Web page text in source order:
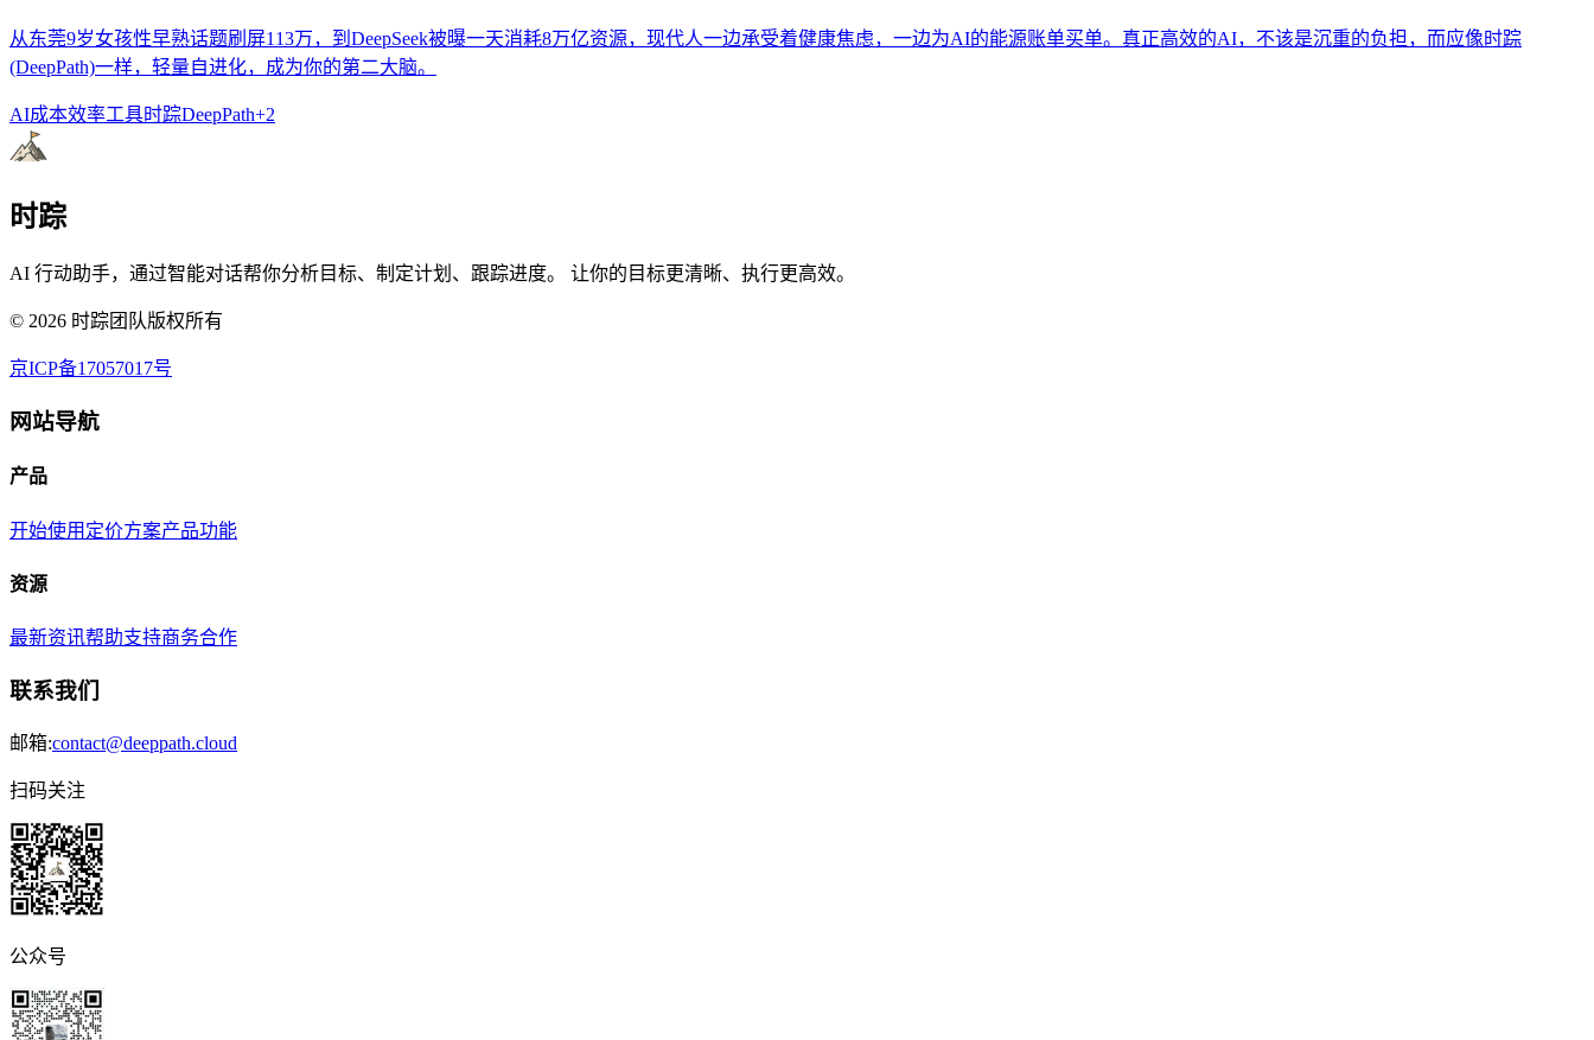
从东莞9岁女孩性早熟话题刷屏113万，到DeepSeek被曝一天消耗8万亿资源，现代人一边承受着健康焦虑，一边为AI的能源账单买单。真正高效的AI，不该是沉重的负担，而应像时踪
(DeepPath)一样，轻量自进化，成为你的第二大脑。
AI成本效率工具时踪DeepPath+2
时踪
AI 行动助手，通过智能对话帮你分析目标、制定计划、跟踪进度。 让你的目标更清晰、执行更高效。
© 2026 时踪团队版权所有
京ICP备17057017号
网站导航
产品
开始使用 定价方案产品功能
资源
最新资讯帮助支持商务合作
联系我们
邮箱:contact@deeppath.cloud
扫码关注
公众号